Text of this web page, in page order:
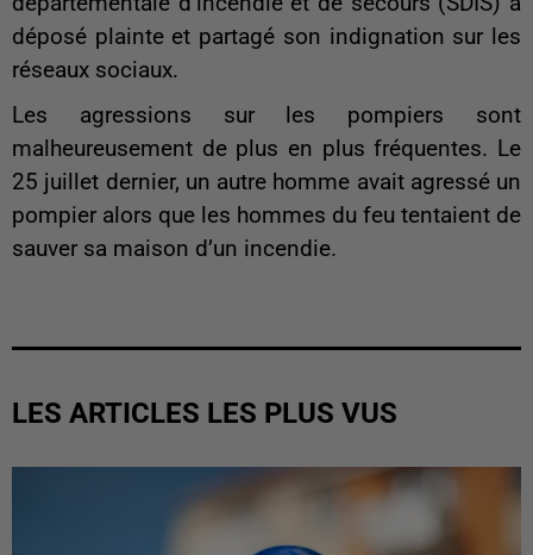
déposé plainte et partagé son indignation sur les
réseaux sociaux.
Les agressions sur les pompiers sont
malheureusement de plus en plus fréquentes. Le
25 juillet dernier, un autre homme avait agressé un
pompier alors que les hommes du feu tentaient de
sauver sa maison d’un incendie.
LES ARTICLES LES PLUS VUS